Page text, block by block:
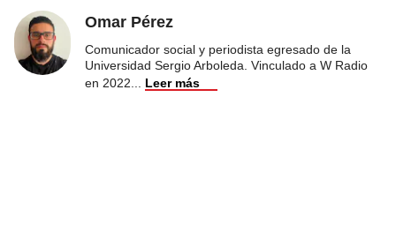
Omar Pérez
Comunicador social y periodista egresado de la
Universidad Sergio Arboleda. Vinculado a W Radio
en 2022
Leer más